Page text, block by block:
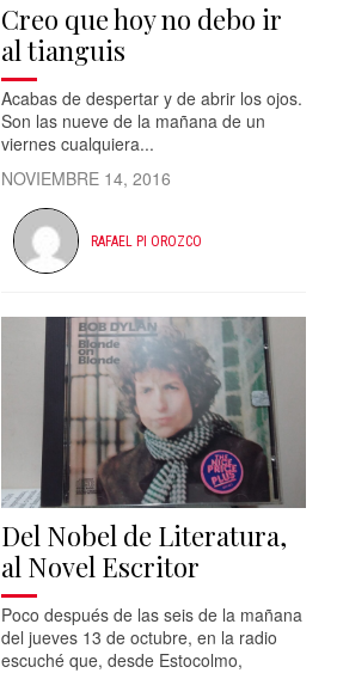
Creo que hoy no debo ir
al tianguis
Acabas de despertar y de abrir los ojos.
Son las nueve de la mañana de un
viernes cualquiera...
NOVIEMBRE 14, 2016
RAFAEL PI OROZCO
Del Nobel de Literatura,
al Novel Escritor
Poco después de las seis de la mañana
del jueves 13 de octubre, en la radio
escuché que, desde Estocolmo,